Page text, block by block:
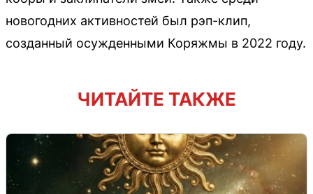
новогодних активностей был рэп-клип,
созданный осужденными Коряжмы в 2022 году.
ЧИТАЙТЕ ТАКЖЕ